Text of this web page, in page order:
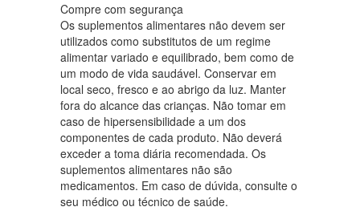
Compre com segurança
Os suplementos alimentares não devem ser
utilizados como substitutos de um regime
alimentar variado e equilibrado, bem como de
um modo de vida saudável. Conservar em
local seco, fresco e ao abrigo da luz. Manter
fora do alcance das crianças. Não tomar em
caso de hipersensibilidade a um dos
componentes de cada produto. Não deverá
exceder a toma diária recomendada. Os
suplementos alimentares não são
medicamentos. Em caso de dúvida, consulte o
seu médico ou técnico de saúde.